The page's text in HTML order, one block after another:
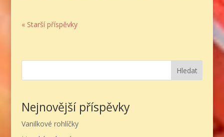
« Starší příspěvky
Hledat
Nejnovější příspěvky
Vanilkové rohlíčky